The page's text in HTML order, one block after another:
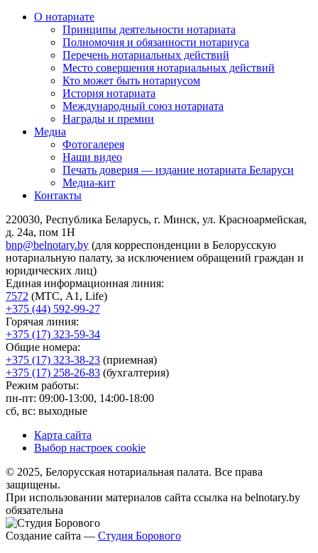
О нотариате
Принципы деятельности нотариата
Полномочия и обязанности нотариуса
Перечень нотариальных действий
Место совершения нотариальных действий
Кто может быть нотариусом
История нотариата
Международный союз нотариата
Награды и премии
Медиа
Фотогалерея
Наши видео
Печать доверия — издание нотариата Беларуси
Медиа-кит
Контакты
220030, Республика Беларусь, г. Минск, ул. Красноармейская,
д. 24а, пом 1Н
bnp@belnotary.by (для корреспонденции в Белорусскую
нотариальную палату, за исключением обращений граждан и
юридических лиц)
Единая информационная линия:
7572 (МТС, A1, Life)
+375 (44) 592-99-27
Горячая линия:
+375 (17) 323-59-34
Общие номера:
+375 (17) 323-38-23 (приемная)
+375 (17) 258-26-83 (бухгалтерия)
Режим работы:
пн-пт: 09:00-13:00, 14:00-18:00
сб, вс: выходные
Карта сайта
Выбор настроек cookie
© 2025, Белорусская нотариальная палата. Все права
защищены.
При использовании материалов сайта ссылка на belnotary.by
обязательна
Создание сайта — Студия Борового